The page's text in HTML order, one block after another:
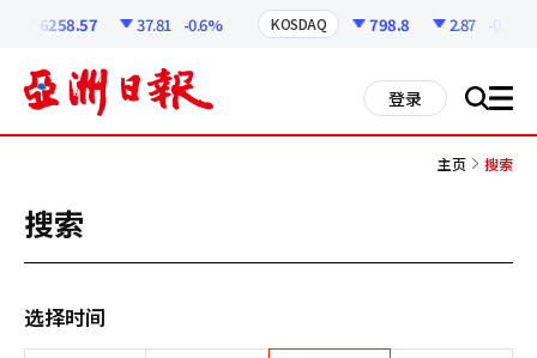
6258.57 37.81 -0.6% KOSDAQ 798.8 2.87 -0.36%
登录 搜 all
主页 搜索
搜索
选择时间